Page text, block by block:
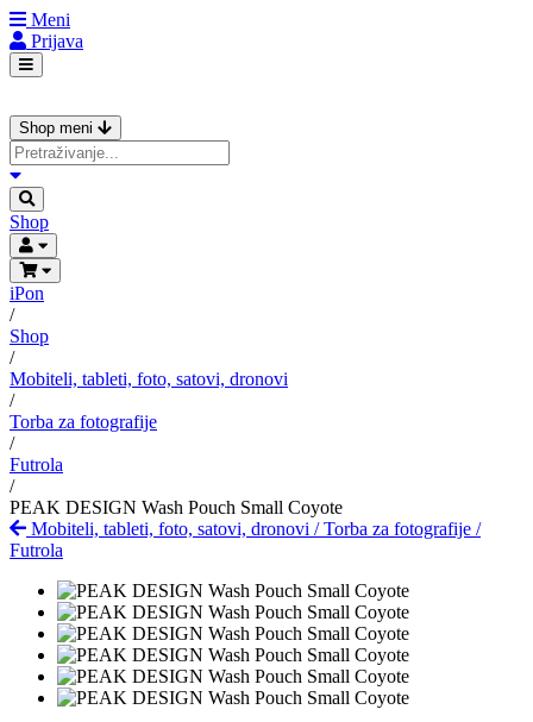
Meni
Prijava
Shop meni
Shop
iPon
/
Shop
/
Mobiteli, tableti, foto, satovi, dronovi
/
Torba za fotografije
/
Futrola
/
PEAK DESIGN Wash Pouch Small Coyote
Mobiteli, tableti, foto, satovi, dronovi /Torba za fotografije /
Futrola